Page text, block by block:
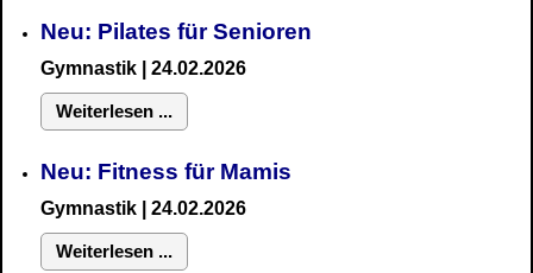
Neu: Pilates für Senioren
Gymnastik | 24.02.2026
Weiterlesen ...
Neu: Fitness für Mamis
Gymnastik | 24.02.2026
Weiterlesen ...